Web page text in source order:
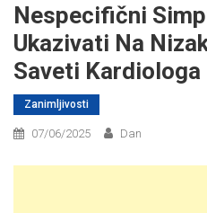
Nespecifični
Ukazivati Na
Saveti Kardiologa
Zanimljivosti
07/06/2025 Dan